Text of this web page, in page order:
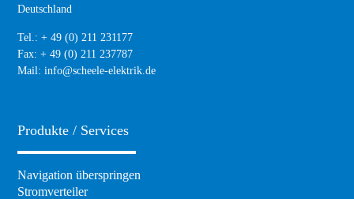
Deutschland
Tel.: + 49 (0) 211 231177
Fax: + 49 (0) 211 237787
Mail:info@scheele-elektrik.de
Produkte / Services
Navigation überspringen
Stromverteiler